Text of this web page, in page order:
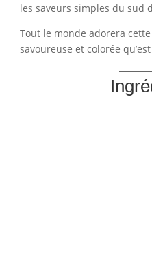
les saveurs simples du sud
Tout le monde adorera
savoureuse et colorée